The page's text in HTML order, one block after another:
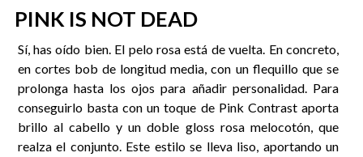
PINK IS NOT DEAD
Sí, has oído bien. El pelo rosa está de vuelta. En concreto,
en cortes bob de longitud media, con un flequillo que se
prolonga hasta los ojos para añadir personalidad. Para
conseguirlo basta con un toque de Pink Contrast aporta
brillo al cabello y un doble gloss rosa melocotón, que
realza el conjunto. Este estilo se lleva liso, aportando un